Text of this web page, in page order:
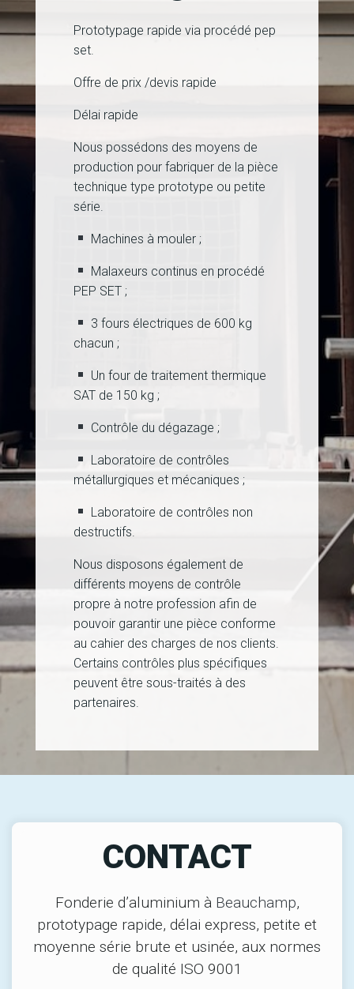
Prototypage rapide via procédé pep
set.
Offre de prix /devis rapide
Délai rapide
Nous possédons des moyens de
production pour fabriquer de la pièce
technique type prototype ou petite
série.
Machines à mouler ;
Malaxeurs continus en procédé
PEP SET ;
3 fours électriques de 600 kg
chacun ;
Un four de traitement thermique
SAT de 150 kg ;
Contrôle du dégazage ;
Laboratoire de contrôles
métallurgiques et mécaniques ;
Laboratoire de contrôles non
destructifs.
Nous disposons également de
différents moyens de contrôle
propre à notre profession afin de
pouvoir garantir une pièce conforme
au cahier des charges de nos clients.
Certains contrôles plus spécifiques
peuvent être sous-traités à des
partenaires.
CONTACT
Fonderie d’aluminium à Beauchamp,
prototypage rapide, délai express, petite et
moyenne série brute et usinée, aux normes
de qualité ISO 9001